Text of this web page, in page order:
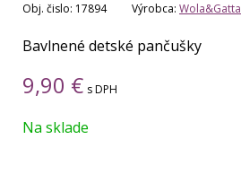
Obj. čislo: 17894 Výrobca: Wola&Gatta
Bavlnené detské pančušky
9,90 € s DPH
Na sklade